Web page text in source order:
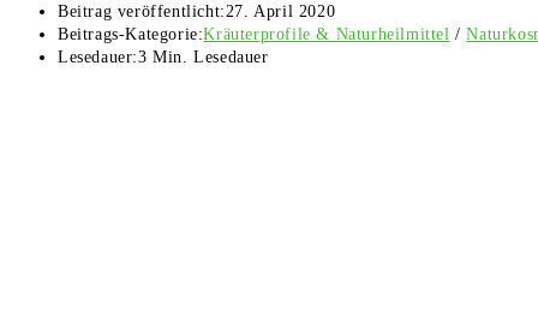
Beitrag veröffentlicht: 27. April 2020
Beitrags-Kategorie:Kräuterprofile & Naturheilmittel /
Lesedauer:3 Min. Lesedauer